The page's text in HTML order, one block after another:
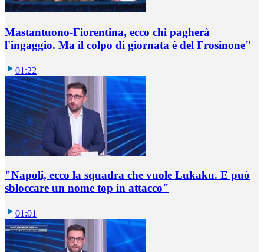
Mastantuono-Fiorentina, ecco chi pagherà
l'ingaggio. Ma il colpo di giornata è del Frosinone"
01:22
"Napoli, ecco la squadra che vuole Lukaku. E può
sbloccare un nome top in attacco"
01:01